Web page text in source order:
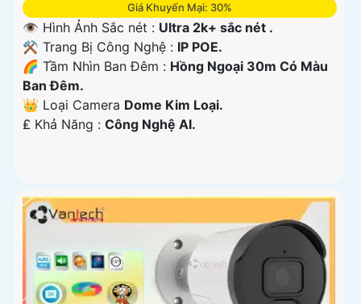
Giá Khuyến Mại: 30%
👁 Hình Ảnh Sắc nét : Ultra 2k+ sắc nét .
⚒ Trang Bị Công Nghệ : IP POE.
🌈 Tầm Nhìn Ban Đêm : Hồng Ngoại 30m Có Màu
Ban Đêm.
👑 Loại Camera Dome Kim Loại.
️₤ Khả Năng : Công Nghệ AI.